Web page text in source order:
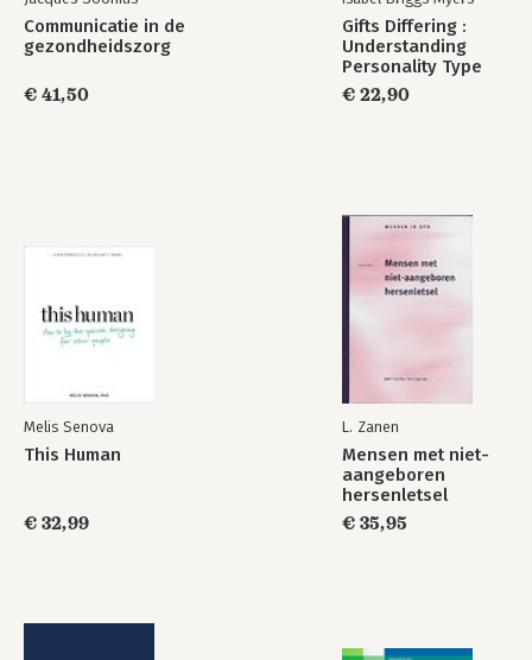
Communicatie in de
gezondheidszorg
€ 41,50
Gifts Differing :
Understanding
Personality Type
€ 22,90
Melis Senova
This Human
€ 32,99
L. Zanen
Mensen met niet-
aangeboren
hersenletsel
€ 35,95